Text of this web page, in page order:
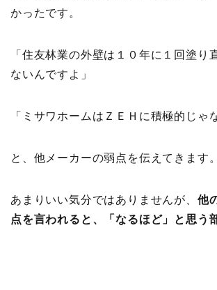
かったです。
「住友林業の外壁は１０年に１回塗り
ないんですよ」
「ミサワホームはＺＥＨに積極的じゃ
と、他メーカーの弱点を伝えてきます。
あまりいい気分ではありませんが、 他
点を言われると、「なるほど」と思う